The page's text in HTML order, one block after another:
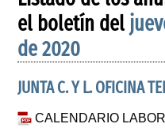
el boletín del
de 2020
JUNTA C. Y L. OFICINA
CALENDARIO